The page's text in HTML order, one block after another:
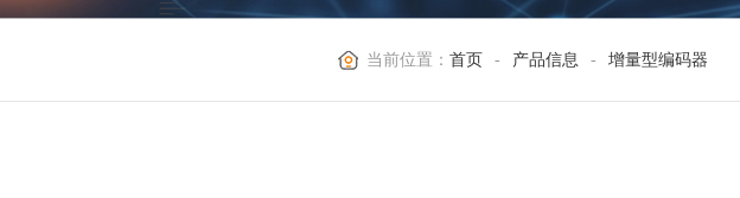
当前位置：首页 - 产品信息 - 增量型编码器